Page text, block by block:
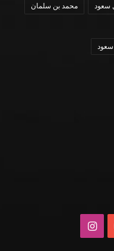
سعود محمد بن سلمان
يوتيوبانستقرام